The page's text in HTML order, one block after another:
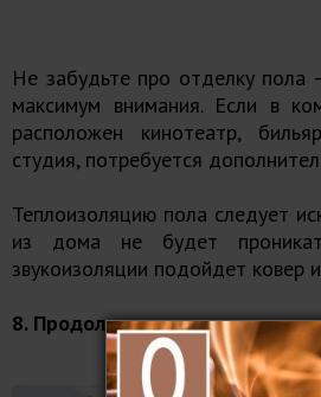
Не забудьте про отделку пола
максимум внимания. Если в
расположен кинотеатр,
студия, потребуется
Теплоизоляцию пола следует
из дома не будет
звукоизоляции подойдет ковер
8. Продолжение зоны отдыха